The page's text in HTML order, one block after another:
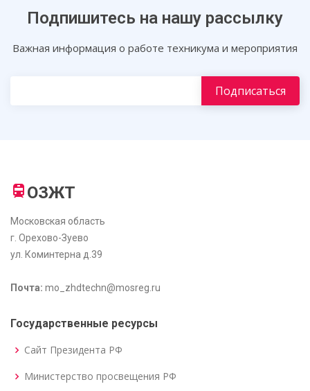
Подпишитесь на нашу рассылку
Важная информация о работе техникума и мероприятия
ОЗЖТ
Московская область
г. Орехово-Зуево
ул. Коминтерна д.39
Почта: mo_zhdtechn@mosreg.ru
Государственные ресурсы
Сайт Президента РФ
Министерство просвещения РФ